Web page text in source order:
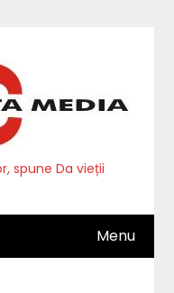
spune Da vieții
Menu